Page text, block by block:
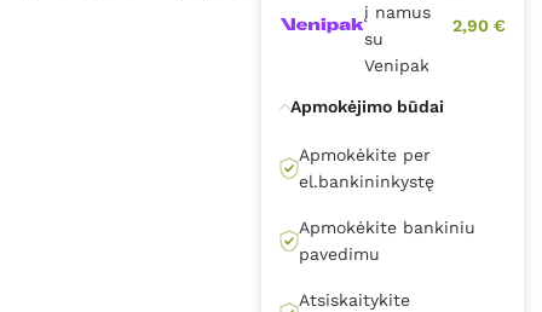
į namus
su
Venipak
2,90 €
Apmokėjimo būdai
Apmokėkite per
el.bankininkystę
Apmokėkite bankiniu
pavedimu
Atsiskaitykite